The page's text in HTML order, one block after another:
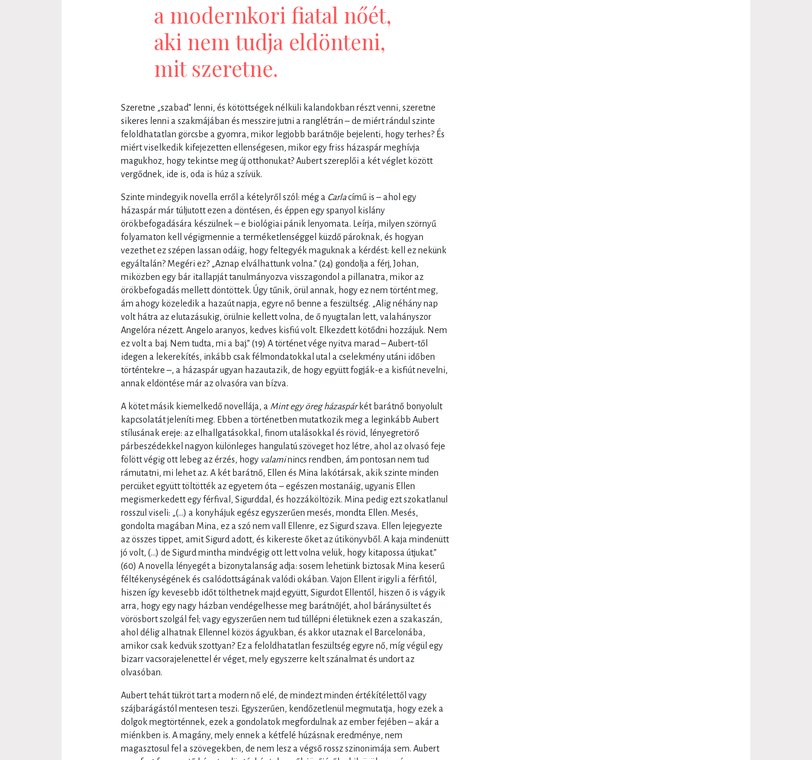
a modernkori fiatal nőét,
aki nem tudja eldönteni,
mit szeretne.
Szeretne „szabad” lenni, és kötöttségek nélküli kalandokban részt venni, szeretne
sikeres lenni a szakmájában és messzire jutni a ranglétrán – de miért rándul szinte
feloldhatatlan görcsbe a gyomra, mikor legjobb barátnője bejelenti, hogy terhes? És
miért viselkedik kifejezetten ellenségesen, mikor egy friss házaspár meghívja
magukhoz, hogy tekintse meg új otthonukat? Aubert szereplői a két véglet között
vergődnek, ide is, oda is húz a szívük.
Szinte mindegyik novella erről a kételyről szól: még a Carlacímű is – ahol egy
házaspár már túljutott ezen a döntésen, és éppen egy spanyol kislány
örökbefogadására készülnek – e biológiai pánik lenyomata. Leírja, milyen szörnyű
folyamaton kell végigmennie a terméketlenséggel küzdő pároknak, és hogyan
vezethet ez szépen lassan odáig, hogy feltegyék maguknak a kérdést: kell ez nekünk
egyáltalán? Megéri ez? „Aznap elválhattunk volna.” (24) gondolja a férj, Johan,
miközben egy bár itallapját tanulmányozva visszagondol a pillanatra, mikor az
örökbefogadás mellett döntöttek. Úgy tűnik, örül annak, hogy ez nem történt meg,
ám ahogy közeledik a hazaút napja, egyre nő benne a feszültség. „Alig néhány nap
volt hátra az elutazásukig, örülnie kellett volna, de ő nyugtalan lett, valahányszor
Angelóra nézett. Angelo aranyos, kedves kisfiú volt. Elkezdett kötődni hozzájuk. Nem
ez volt a baj. Nem tudta, mi a baj.” (19) A történet vége nyitva marad – Aubert-től
idegen a lekerekítés, inkább csak félmondatokkal utal a cselekmény utáni időben
történtekre –, a házaspár ugyan hazautazik, de hogy együtt fogják-e a kisfiút nevelni,
annak eldöntése már az olvasóra van bízva.
A kötet másik kiemelkedő novellája, a Mint egy öreg házaspárkét barátnő bonyolult
kapcsolatát jeleníti meg. Ebben a történetben mutatkozik meg a leginkább Aubert
stílusának ereje: az elhallgatásokkal, finom utalásokkal és rövid, lényegretörő
párbeszédekkel nagyon különleges hangulatú szöveget hoz létre, ahol az olvasó feje
fölött végig ott lebeg az érzés, hogy valaminincs rendben, ám pontosan nem tud
rámutatni, mi lehet az. A két barátnő, Ellen és Mina lakótársak, akik szinte minden
percüket együtt töltötték az egyetem óta – egészen mostanáig, ugyanis Ellen
megismerkedett egy férfival, Sigurddal, és hozzáköltözik. Mina pedig ezt szokatlanul
rosszul viseli: „(…) a konyhájuk egész egyszerűen mesés, mondta Ellen. Mesés,
gondolta magában Mina, ez a szó nem vall Ellenre, ez Sigurd szava. Ellen lejegyezte
az összes tippet, amit Sigurd adott, és kikereste őket az útikönyvből. A kaja mindenütt
jó volt, (…) de Sigurd mintha mindvégig ott lett volna velük, hogy kitapossa útjukat.”
(60) A novella lényegét a bizonytalanság adja: sosem lehetünk biztosak Mina keserű
féltékenységének és csalódottságának valódi okában. Vajon Ellent irigyli a férfitól,
hiszen így kevesebb időt tölthetnek majd együtt, Sigurdot Ellentől, hiszen ő is vágyik
arra, hogy egy nagy házban vendégelhesse meg barátnőjét, ahol báránysültet és
vörösbort szolgál fel; vagy egyszerűen nem tud túllépni életüknek ezen a szakaszán,
ahol délig alhatnak Ellennel közös ágyukban, és akkor utaznak el Barcelonába,
amikor csak kedvük szottyan? Ez a feloldhatatlan feszültség egyre nő, míg végül egy
bizarr vacsorajelenettel ér véget, mely egyszerre kelt szánalmat és undort az
olvasóban.
Aubert tehát tükröt tart a modern nő elé, de mindezt minden értékítélettől vagy
szájbarágástól mentesen teszi. Egyszerűen, kendőzetlenül megmutatja, hogy ezek a
dolgok megtörténnek, ezek a gondolatok megfordulnak az ember fejében – akár a
miénkben is. A magány, mely ennek a kétfelé húzásnak eredménye, nem
magasztosul fel a szövegekben, de nem lesz a végső rossz szinonimája sem. Aubert